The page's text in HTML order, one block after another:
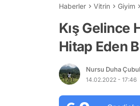
Haberler Vitrin Giyim
Kış Gelince
Hitap Eden
Nursu Duha
14.02.2022 - 17:46